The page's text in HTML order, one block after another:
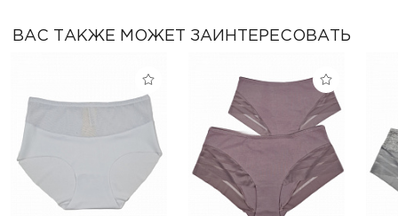
ВАС ТАКЖЕ МОЖЕТ ЗАИНТЕРЕСОВАТЬ